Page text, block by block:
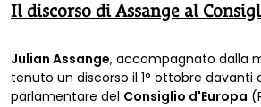
Il discorso di Assange al
Julian Assange, accompagnato dalla
tenuto un discorso il 1° ottobre davanti
parlamentare del Consiglio d'Europa